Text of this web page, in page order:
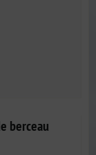
berceau